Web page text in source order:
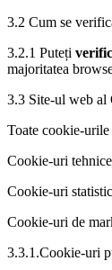
3.2 Cum se
3.2.1 Puteți
majoritatea
3.3 Site-ul web al
Toate cookie-
Cookie-uri
Cookie-uri
Cookie-uri de
3.3.1.Cookie-uri